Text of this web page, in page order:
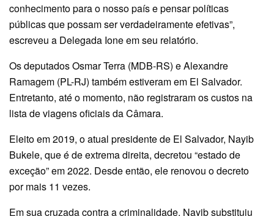
conhecimento para o nosso país e pensar políticas
públicas que possam ser verdadeiramente efetivas”,
escreveu a Delegada Ione em seu relatório.
Os deputados Osmar Terra (MDB-RS) e Alexandre
Ramagem (PL-RJ) também estiveram em El Salvador.
Entretanto, até o momento, não registraram os custos na
lista de viagens oficiais da Câmara.
Eleito em 2019, o atual presidente de El Salvador, Nayib
Bukele, que é de extrema direita, decretou “estado de
exceção” em 2022. Desde então, ele renovou o decreto
por mais 11 vezes.
Em sua cruzada contra a criminalidade, Nayib substituiu